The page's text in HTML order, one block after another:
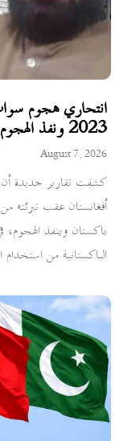
انتحاري هجوم
2023 ونفذ الهجوم
August 7, 2026
كشفت تقارير جديدة أن
باكستان وينفذ
الباكستانية من